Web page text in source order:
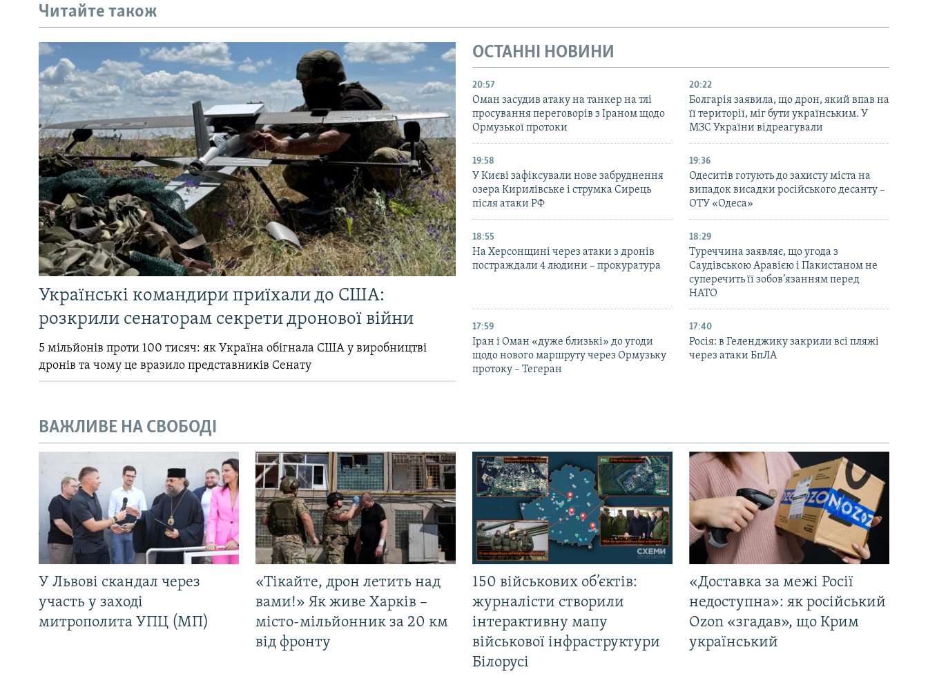
Читайте також
Українські командири приїхали до США:
розкрили сенаторам секрети дронової війни
5 мільйонів проти 100 тисяч: як Україна обігнала США у виробництві
дронів та чому це вразило представників Сенату
ОСТАННІ НОВИНИ
20:57
Оман засудив атаку на танкер на тлі
просування переговорів з Іраном щодо
Ормузької протоки
20:22
Болгарія заявила, що дрон, який впав на
її території, міг бути українським. У
МЗС України відреагували
19:58
У Києві зафіксували нове забруднення
озера Кирилівське і струмка Сирець
після атаки РФ
19:36
Одеситів готують до захисту міста на
випадок висадки російського десанту –
ОТУ «Одеса»
18:55
На Херсонщині через атаки з дронів
постраждали 4 людини – прокуратура
18:29
Туреччина заявляє, що угода з
Саудівською Аравією і Пакистаном не
суперечить її зобов’язанням перед
НАТО
17:59
Іран і Оман «дуже близькі» до угоди
щодо нового маршруту через Ормузьку
протоку – Тегеран
17:40
Росія: в Геленджику закрили всі пляжі
через атаки БпЛА
ВАЖЛИВЕ НА СВОБОДІ
У Львові скандал через
участь у заході
митрополита УПЦ (МП)
«Тікайте, дрон летить над
вами!» Як живе Харків –
місто-мільйонник за 20 км
від фронту
150 військових об’єктів:
журналісти створили
інтерактивну мапу
військової інфраструктури
Білорусі
«Доставка за межі Росії
недоступна»: як російський
Ozon «згадав», що Крим
український